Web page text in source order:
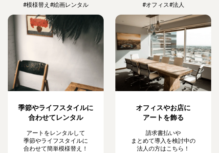
#模様替え #絵画レンタル
季節やライフスタイルに
合わせてレンタル
アートをレンタルして
季節やライフスタイルに
合わせて簡単模様替え！
#オフィス#法人
オフィスやお店に
アートを飾る
請求書払いや
まとめて導入を検討中の
法人の方はこちら！